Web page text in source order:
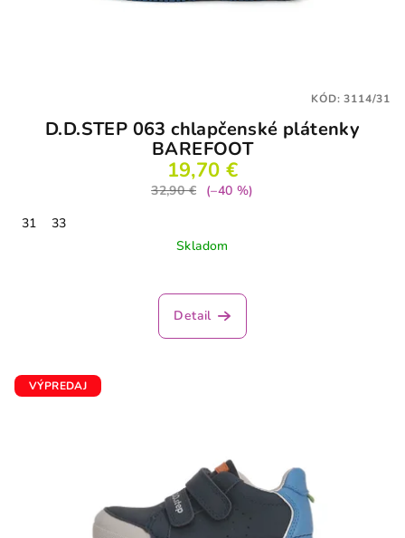
D.D.STEP 063 chlapčenské plátenky
BAREFOOT
19,70 €
32,90 €
(–40 %)
31
33
Skladom
Detail
KÓD:3114/31
VÝPREDAJ